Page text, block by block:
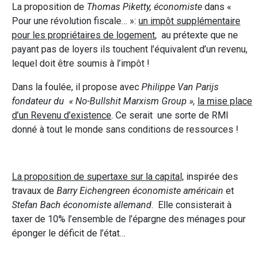
La proposition de Thomas Piketty, économiste dans «
Pour une révolution fiscale… »: un impôt supplémentaire
pour les propriétaires de logement, au prétexte que ne
payant pas de loyers ils touchent l’équivalent d’un revenu,
lequel doit être soumis à l’impôt !
Dans la foulée, il propose avec Philippe Van Parijs
fondateur du « No-Bullshit Marxism Group », la mise place
d’un Revenu d’existence. Ce serait une sorte de RMI
donné à tout le monde sans conditions de ressources !
La proposition de supertaxe sur la capital, inspirée des
travaux de Barry Eichengreen économiste américain et
Stefan Bach économiste allemand. Elle consisterait à
taxer de 10% l’ensemble de l’épargne des ménages pour
éponger le déficit de l’état…